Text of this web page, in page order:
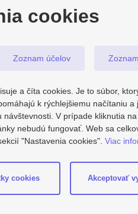
cookies
Zoznam účelov
a číta cookies. Je to súbor,
k rýchlejšiemu načítaniu
návštevnosti. V prípade kliknutia
nebudú fungovať. Web sa
"Nastavenia cookies". Viac
cookies Akceptovať